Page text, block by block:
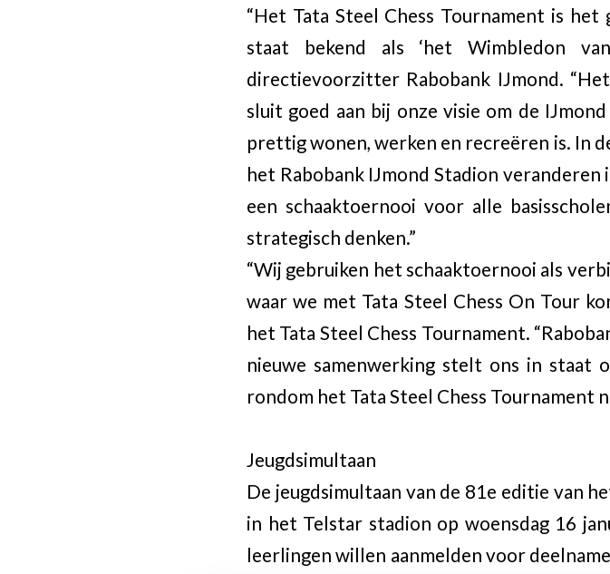
“Het Tata Steel Chess Tournament is
staat bekend als ‘het Wimbledon
directievoorzitter Rabobank IJmond.
sluit goed aan bij onze visie om de
prettig wonen, werken en recreëren is. In
het Rabobank IJmond Stadion
een schaaktoernooi voor alle
strategisch denken.”
“Wij gebruiken het schaaktoernooi als
waar we met Tata Steel Chess On Tour
het Tata Steel Chess Tournament.
nieuwe samenwerking stelt ons in staat
rondom het Tata Steel Chess Tournament
Jeugdsimultaan
De jeugdsimultaan van de 81e editie van
in het Telstar stadion op woensdag 16
leerlingen willen aanmelden voor